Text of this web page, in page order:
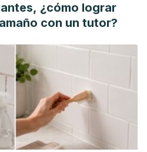
¿cómo lograr
con un tutor?